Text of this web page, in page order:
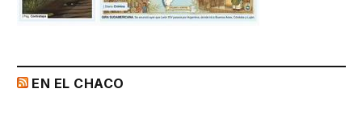
EN EL CHACO